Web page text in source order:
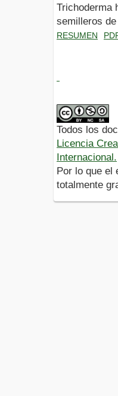
Trichoderma
semilleros
RESUMEN
Todos los
Licencia
Internacional.
Por lo que el
totalmente